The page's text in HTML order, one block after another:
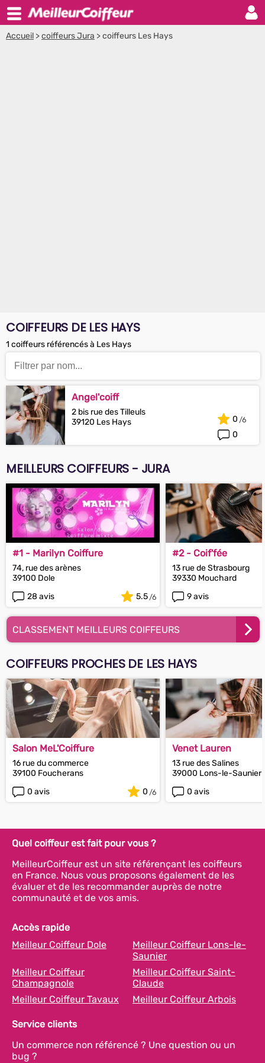
Accueil >coiffeurs Jura >coiffeurs Les Hays
COIFFEURS DE LES HAYS
1 coiffeurs référencés à Les Hays
Angel'coiff
2 bis rue des Tilleuls
39120 Les Hays
0
0
MEILLEURS COIFFEURS - JURA
#1 - Marilyn Coiffure
74, rue des arènes
39100 Dole
28 avis
5.5
#2 - Coif'fée
13 rue de Strasbourg
39330 Mouchard
9 avis
CLASSEMENT MEILLEURS COIFFEURS
COIFFEURS PROCHES DE LES HAYS
Salon MeL'Coiffure
16 rue du commerce
39100 Foucherans
0 avis
0
Venet Lauren
13 rue des Salines
39000 Lons-le-Saunier
0 avis
Quel coiffeur est fait pour vous ?
MeilleurCoiffeur est un site référençant les coiffeurs
en France. Nous vous proposons également de les
évaluer et de les recommander auprès de notre
communauté et de vos amis.
Accès rapide
Meilleur Coiffeur Dole
Meilleur Coiffeur Lons-le-
Saunier
Meilleur Coiffeur
Champagnole
Meilleur Coiffeur Saint-
Claude
Meilleur Coiffeur Tavaux
Meilleur Coiffeur Arbois
Service clients
Un commerce non référencé ? Une question ou un
bug ?